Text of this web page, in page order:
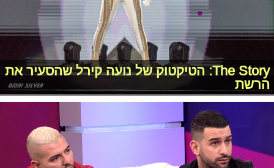
The Story: הטיקטוק של נועה קירל שהסעיר את
הרשת